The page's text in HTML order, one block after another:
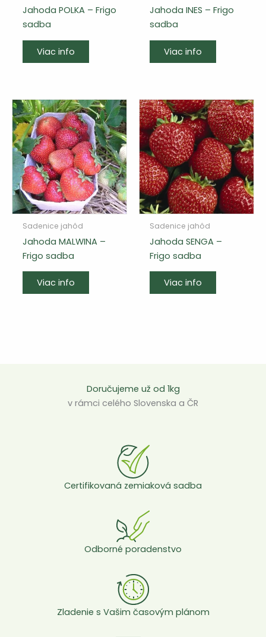
Jahoda POLKA – Frigo
sadba
Viac info
Jahoda INES – Frigo
sadba
Viac info
Sadenice jahôd
Jahoda MALWINA –
Frigo sadba
Viac info
Sadenice jahôd
Jahoda SENGA –
Frigo sadba
Viac info
Doručujeme už od 1kg
v rámci celého Slovenska a ČR
Certifikovaná zemiaková sadba
Odborné poradenstvo
Zladenie s Vašim časovým plánom